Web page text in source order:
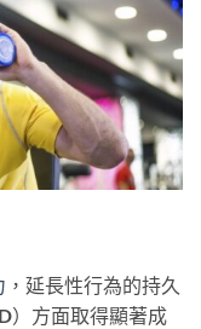
，延長性行為的持久
）方面取得顯著成